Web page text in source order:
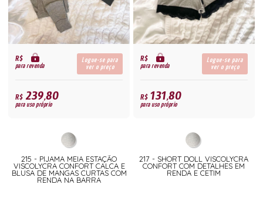
R$
para revenda
Logue-se para
ver o preço
R$239,80
para uso próprio
215 - PIJAMA MEIA ESTAÇÃO
VISCOLYCRA CONFORT CALCA E
BLUSA DE MANGAS CURTAS COM
RENDA NA BARRA
R$
para revenda
Logue-se para
ver o preço
R$131,80
para uso próprio
217 - SHORT DOLL VISCOLYCRA
CONFORT COM DETALHES EM
RENDA E CETIM